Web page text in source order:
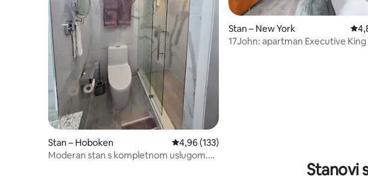
Stan – Hoboken Prosječna ocjena: 4,96/5, recenzija: 133
4,96 (133)
Moderan stan s kompletnom uslugom.
Stan – New York
17John: apartman Executive King
Stanovi